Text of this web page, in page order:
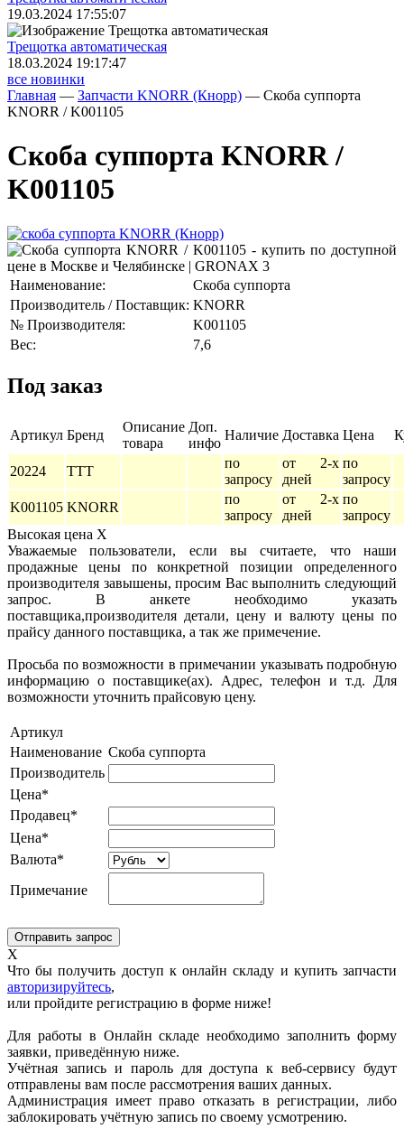
19.03.2024 17:55:07
Трещoтка автоматическая
18.03.2024 19:17:47
все новинки
Главная — Запчасти KNORR (Кнорр) — Скоба суппорта
KNORR / K001105
Скоба суппорта KNORR /
K001105
Наименование:
Скоба суппорта
Производитель / Поставщик: KNORR
№ Производителя:
K001105
Вес:
7,6
Под заказ
Артикул Бренд
Описание
товара
Доп.
инфо
Наличие Доставка Цена
20224 TTT
по
запросу
от 2-х
дней
по
запросу
K001105 KNORR
по
запросу
от 2-х
дней
по
запросу
Высокая цена X
Уважаемые пользователи, если вы считаете, что наши
продажные цены по конкретной позиции определенного
производителя завышены, просим Вас выполнить следующий
запрос. В анкете необходимо указать
поставщика,производителя детали, цену и валюту цены по
прайсу данного поставщика, а так же примечение.
Просьба по возможности в примечании указывать подробную
информацию о поставщике(ах). Адрес, телефон и т.д. Для
возможности уточнить прайсовую цену.
Артикул
Наименование Скоба суппорта
Производитель
Цена*
Продавец*
Цена*
Валюта*
Примечание
X
Что бы получить доступ к онлайн складу и купить запчасти
авторизируйтесь,
или пройдите регистрацию в форме ниже!
Для работы в Онлайн складе необходимо заполнить форму
заявки, приведённую ниже.
Учётная запись и пароль для доступа к веб-сервису будут
отправлены вам после рассмотрения ваших данных.
Администрация имеет право отказать в регистрации, либо
заблокировать учётную запись по своему усмотрению.